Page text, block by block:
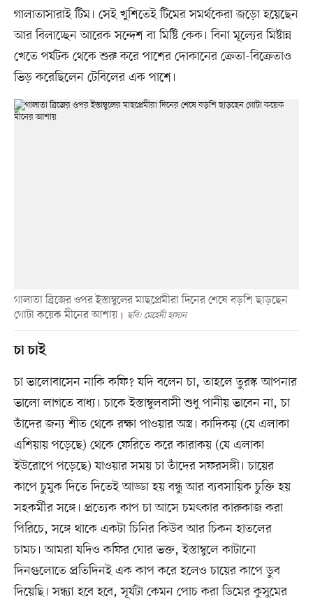
গালাতাসারাই টিম। সেই খুশিতেই টিমের সমর্থকেরা জড়ো হয়েছেন
আর বিলাচ্ছেন আরেক সন্দেশ বা মিষ্টি কেক। বিনা মূল্যের মিষ্টান্ন
খেতে পর্যটক থেকে শুরু করে পাশের দোকানের ক্রেতা-বিক্রেতাও
ভিড় করেছিলেন টেবিলের এক পাশে।
গালাতা ব্রিজের ওপর ইস্তাম্বুলের মাছপ্রেমীরা দিনের শেষে বড়শি ছাড়ছেন
গোটা কয়েক মীনের আশায়
ছবি: মেহেদী হাসান
চা চাই
চা ভালোবাসেন নাকি কফি? যদি বলেন চা, তাহলে তুরস্ক আপনার
ভালো লাগতে বাধ্য। চাকে ইস্তাম্বুলবাসী শুধু পানীয় ভাবেন না, চা
তাঁদের জন্য শীত থেকে রক্ষা পাওয়ার অস্ত্র। কাদিকয় (যে এলাকা
এশিয়ায় পড়েছে) থেকে ফেরিতে করে কারাকয় (যে এলাকা
ইউরোপে পড়েছে) যাওয়ার সময় চা তাঁদের সফরসঙ্গী। চায়ের
কাপে চুমুক দিতে দিতেই আড্ডা হয় বন্ধু আর ব্যবসায়িক চুক্তি হয়
সহকর্মীর সঙ্গে। প্রত্যেক কাপ চা আসে চমৎকার কারুকাজ করা
পিরিচে, সঙ্গে থাকে একটা চিনির কিউব আর চিকন হাতলের
চামচ। আমরা যদিও কফির ঘোর ভক্ত, ইস্তাম্বুলে কাটানো
দিনগুলোতে প্রতিদিনই এক কাপ করে হলেও চায়ের কাপে ডুব
দিয়েছি। সন্ধ্যা হবে হবে, সূর্যটা কেমন পোচ করা ডিমের কুসুমের